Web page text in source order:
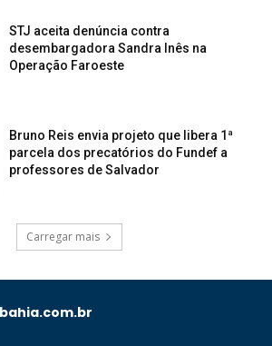
STJ aceita denúncia contra
desembargadora Sandra Inês na
Operação Faroeste
Bruno Reis envia projeto que libera 1ª
parcela dos precatórios do Fundef a
professores de Salvador
Carregar mais